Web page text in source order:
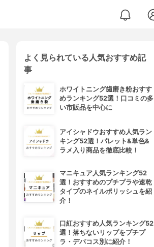
よく見られている人気おすすめ記
事
ホワイトニング歯磨き粉おすす
めランキング52選！口コミの多
い市販品を中心に
アイシャドウおすすめ人気ラン
キング52選！パレット&単色&
ラメ入り商品を徹底比較！
マニキュア人気ランキング52
選！おすすめのプチプラや速乾
タイプのネイルポリッシュを紹
介！
口紅おすすめ人気ランキング52
選！落ちないリップをプチプ
ラ・デパコス別に紹介！